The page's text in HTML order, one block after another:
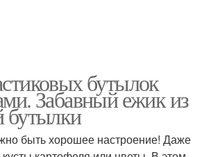
бутылок
Забавный ежик из
бутылки
быть хорошее настроение! Даже